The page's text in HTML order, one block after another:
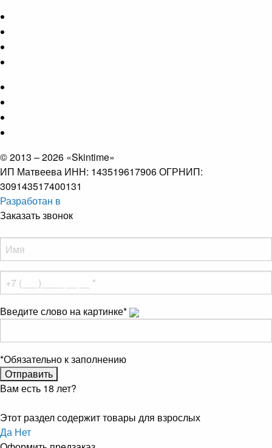
© 2013 – 2026 «Skintime»
ИП Матвеева ИНН: 143519617906 ОГРНИП:
309143517400131
Разработан в
Заказать звонок
Введите слово на картинке*
*Обязательно к заполнению
Вам есть 18 лет?
Этот раздел содержит товары для взрослых
Да Нет